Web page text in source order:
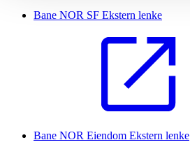
Bane NOR SF Ekstern lenke
Bane NOR Eiendom Ekstern lenke